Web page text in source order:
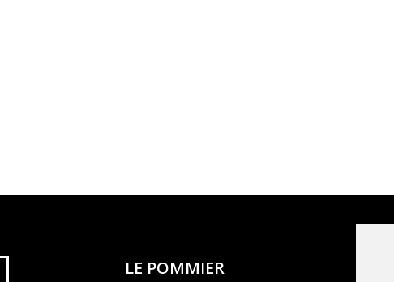
LE POMMIER